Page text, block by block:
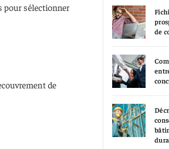
pour sélectionner
de
de